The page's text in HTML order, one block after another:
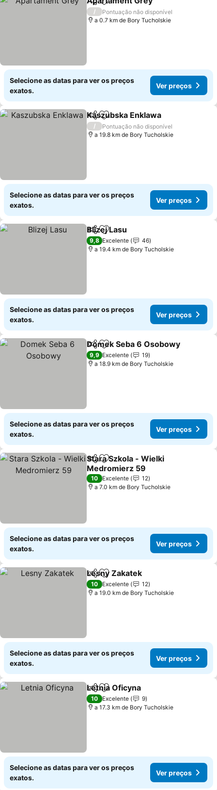
PartilharAdicionar aos favoritos
/
Pontuação não disponível
a 0.7 km de Bory Tucholskie
Selecione as datas para ver os preços
exatos.
Ver preços
PartilharAdicionar aos favoritos
Kaszubska Enklawa
/
Pontuação não disponível
a 19.8 km de Bory Tucholskie
Selecione as datas para ver os preços
exatos.
Ver preços
PartilharAdicionar aos favoritos
Blizej Lasu
9,8 Excelente
46
a 19.4 km de Bory Tucholskie
Selecione as datas para ver os preços
exatos.
Ver preços
PartilharAdicionar aos favoritos
Domek Seba 6 Osobowy
9,9 Excelente
19
a 18.9 km de Bory Tucholskie
Selecione as datas para ver os preços
exatos.
Ver preços
PartilharAdicionar aos favoritos
Stara Szkola - Wielki
Medromierz 59
Ver preços
10 Excelente
12
a 7.0 km de Bory Tucholskie
Selecione as datas para ver os preços
exatos.
Ver preços
PartilharAdicionar aos favoritos
Lesny Zakatek
10 Excelente
12
a 19.0 km de Bory Tucholskie
Selecione as datas para ver os preços
exatos.
Ver preços
PartilharAdicionar aos favoritos
Letnia Oficyna
10 Excelente
9
a 17.3 km de Bory Tucholskie
Selecione as datas para ver os preços
exatos.
Ver preços